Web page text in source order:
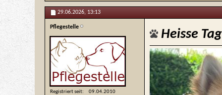
29.06.2026, 13:13
Pflegestelle
Registriert seit
09.04.2010
Heisse